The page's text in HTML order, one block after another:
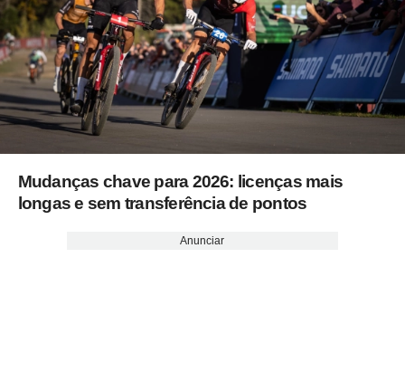
Mudanças chave para 2026: licenças mais
longas e sem transferência de pontos
Anunciar